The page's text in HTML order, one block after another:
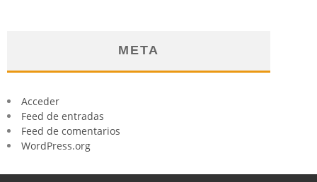
META
Acceder
Feed de entradas
Feed de comentarios
WordPress.org